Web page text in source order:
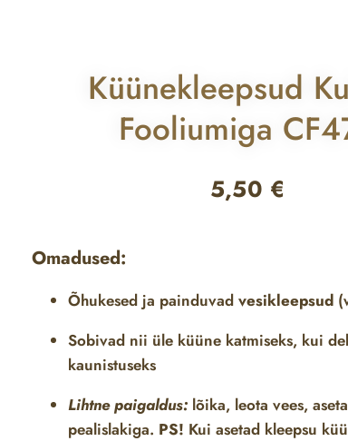
Küünekleepsud
Fooliumiga
5,50 €
Omadused:
Õhukesed ja painduvadvesikleepsud
Sobivad nii üle küüne katmiseks, kui
kaunistuseks
Lihtne paigaldus: lõika, leota vees,
pealislakiga. PS! Kui asetad kleepsu